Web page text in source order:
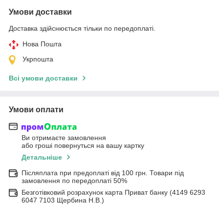
Умови доставки
Доставка здійснюється тільки по передоплаті.
Нова Пошта
Укрпошта
Всі умови доставки
Умови оплати
Ви отримаєте замовлення
або гроші повернуться на вашу картку
Детальніше
Післяплата при предоплаті від 100 грн. Товари під
замовлення по передоплаті 50%
Безготівковий розрахунок карта Приват банку (4149 6293
6047 7103 Щербина Н.В.)